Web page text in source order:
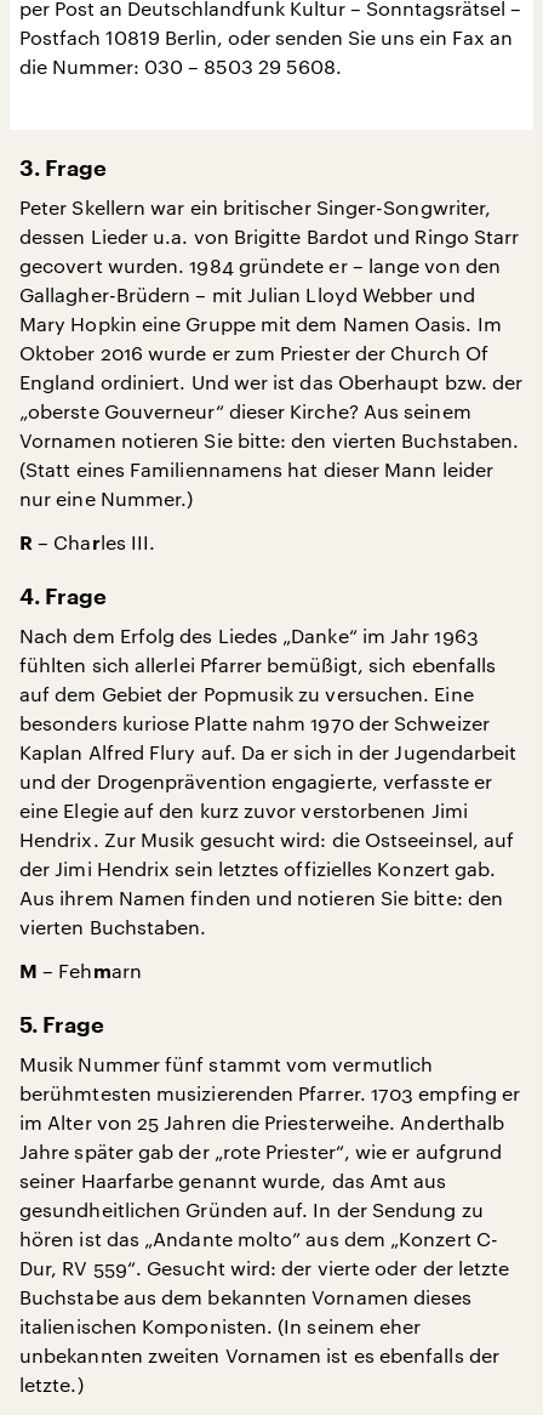
per Post an Deutschlandfunk Kultur – Sonntagsrätsel –
Postfach 10819 Berlin, oder senden Sie uns ein Fax an
die Nummer: 030 – 8503 29 5608.
3. Frage
Peter Skellern war ein britischer Singer-Songwriter,
dessen Lieder u.a. von Brigitte Bardot und Ringo Starr
gecovert wurden. 1984 gründete er – lange von den
Gallagher-Brüdern – mit Julian Lloyd Webber und
Mary Hopkin eine Gruppe mit dem Namen Oasis. Im
Oktober 2016 wurde er zum Priester der Church Of
England ordiniert. Und wer ist das Oberhaupt bzw. der
„oberste Gouverneur“ dieser Kirche? Aus seinem
Vornamen notieren Sie bitte: den vierten Buchstaben.
(Statt eines Familiennamens hat dieser Mann leider
nur eine Nummer.)
R – Charles III.
4. Frage
Nach dem Erfolg des Liedes „Danke“ im Jahr 1963
fühlten sich allerlei Pfarrer bemüßigt, sich ebenfalls
auf dem Gebiet der Popmusik zu versuchen. Eine
besonders kuriose Platte nahm 1970 der Schweizer
Kaplan Alfred Flury auf. Da er sich in der Jugendarbeit
und der Drogenprävention engagierte, verfasste er
eine Elegie auf den kurz zuvor verstorbenen Jimi
Hendrix. Zur Musik gesucht wird: die Ostseeinsel, auf
der Jimi Hendrix sein letztes offizielles Konzert gab.
Aus ihrem Namen finden und notieren Sie bitte: den
vierten Buchstaben.
M – Fehmarn
5. Frage
Musik Nummer fünf stammt vom vermutlich
berühmtesten musizierenden Pfarrer. 1703 empfing er
im Alter von 25 Jahren die Priesterweihe. Anderthalb
Jahre später gab der „rote Priester“, wie er aufgrund
seiner Haarfarbe genannt wurde, das Amt aus
gesundheitlichen Gründen auf. In der Sendung zu
hören ist das „Andante molto” aus dem „Konzert C-
Dur, RV 559“. Gesucht wird: der vierte oder der letzte
Buchstabe aus dem bekannten Vornamen dieses
italienischen Komponisten. (In seinem eher
unbekannten zweiten Vornamen ist es ebenfalls der
letzte.)